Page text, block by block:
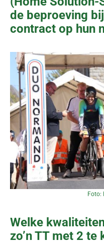
de beproeving
contract op hun
Foto:
Welke
zo’n TT met 2 te